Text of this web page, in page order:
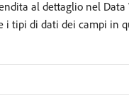
al dettaglio nel
tipi di dati dei campi in